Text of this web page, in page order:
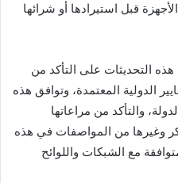
قبل استيرادها أو شرائها
التحديثات على التأكد من
الدولية المعتمدة، وتوافق هذه
والتأكد من مراعاتها
وغيرها من المواصفات في هذه
مع الشبكات واللوائح